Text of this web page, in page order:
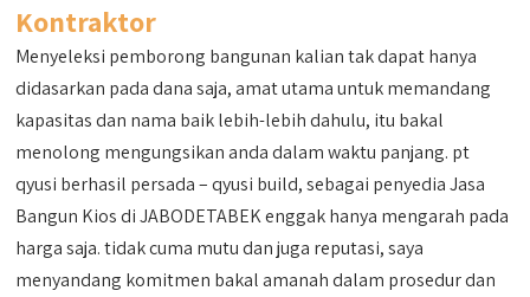
Kontraktor
Menyeleksi pemborong bangunan kalian tak dapat hanya
didasarkan pada dana saja, amat utama untuk memandang
kapasitas dan nama baik lebih-lebih dahulu, itu bakal
menolong mengungsikan anda dalam waktu panjang. pt
qyusi berhasil persada – qyusi build, sebagai penyedia Jasa
Bangun Kios di JABODETABEK enggak hanya mengarah pada
harga saja. tidak cuma mutu dan juga reputasi, saya
menyandang komitmen bakal amanah dalam prosedur dan